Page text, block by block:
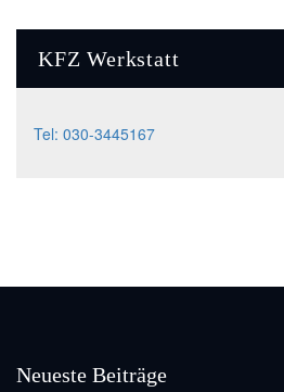
KFZ Werkstatt
Tel: 030-3445167
Neueste Beiträge